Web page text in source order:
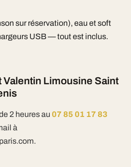
sur réservation), eau et soft
USB — tout est inclus.
Valentin Limousine Saint
2 heures au 07 85 01 17 83
à